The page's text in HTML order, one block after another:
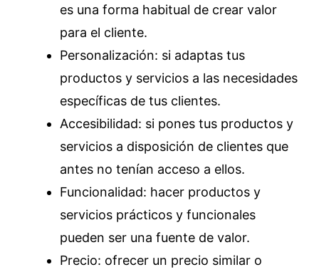
es una forma habitual de crear valor
para el cliente.
Personalización: si adaptas tus
productos y servicios a las necesidades
específicas de tus clientes.
Accesibilidad: si pones tus productos y
servicios a disposición de clientes que
antes no tenían acceso a ellos.
Funcionalidad: hacer productos y
servicios prácticos y funcionales
pueden ser una fuente de valor.
Precio: ofrecer un precio similar o